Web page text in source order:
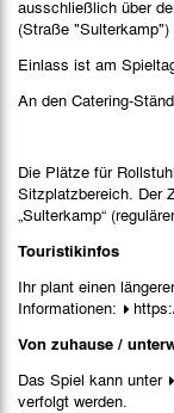
ausschließlich über
(Straße "Sulterkamp")
Einlass ist am
An den Catering-
Die Plätze für
Sitzplatzbereich. Der
„Sulterkamp“
Touristikinfos
Ihr plant einen
Informationen:
Von zuhause /
Das Spiel kann unter
verfolgt werden.